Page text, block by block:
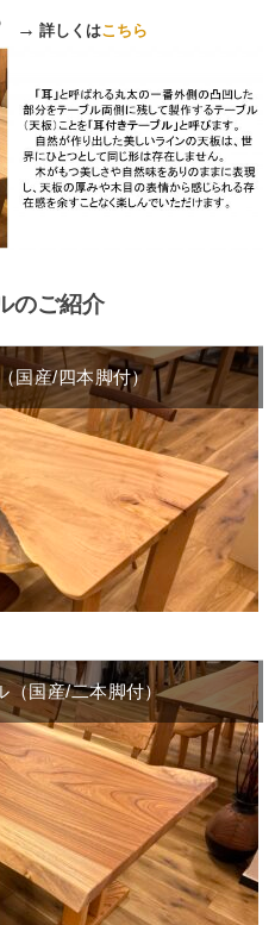
→ 詳しくはこちら
のご紹介
国産/四本脚付）
（国産/二本脚付）